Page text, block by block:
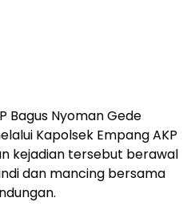
Bagus Nyoman Gede
Kapolsek Empang AKP
kejadian tersebut berawal
dan mancing bersama